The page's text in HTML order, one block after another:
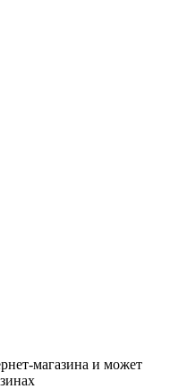
магазина и может